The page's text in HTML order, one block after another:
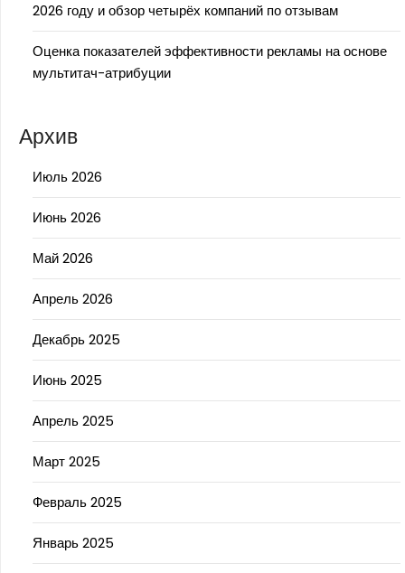
2026 году и обзор четырёх компаний по отзывам
Оценка показателей эффективности рекламы на основе
мультитач-атрибуции
Архив
Июль 2026
Июнь 2026
Май 2026
Апрель 2026
Декабрь 2025
Июнь 2025
Апрель 2025
Март 2025
Февраль 2025
Январь 2025